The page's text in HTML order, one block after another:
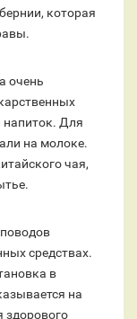
которая
очень
напиток. Для
на молоке.
чая,
средствах.
в
на
здорового